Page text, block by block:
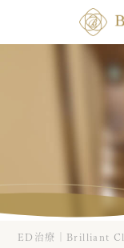
ED治療｜Brilliant